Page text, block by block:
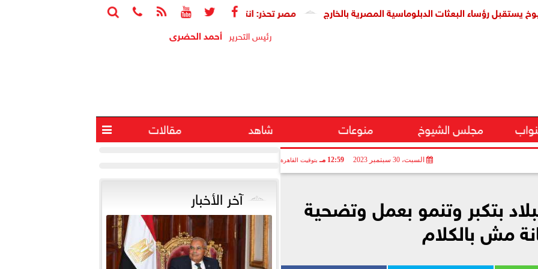






مصر تحذر: انتهاكات إسرائيل بالقدس ستفجر الأوضاع بالمنطقة البعثات الدبلوماسية المصرية بالخارج
رئيس التحرير أحمد الحضرى
مجلس الشيوخ منوعات شاهد مقالات 
السبت، 30 سبتمبر 2023 12:59 مـ بتوقيت القاهرة
بتكبر وتنمو بعمل وتضحية
مش بالكلام
آخر الأخبار